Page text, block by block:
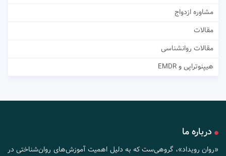
مشاوره ازدواج
مقالات
مقالات روانشناسی
هیپنوتراپی و EMDR
درباره ما
«روان رویداد»، گروهی‌ست که به دلیل اهمیت آموزش‌های روان‌شناختی در